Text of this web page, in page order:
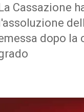
Cassazione
dopo la